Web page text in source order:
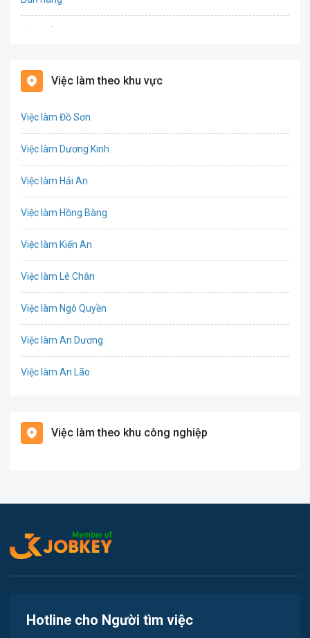
Biên phiên dịch
Văn Phòng
Lao Động Phổ Thông
Việc làm theo khu vực
Việc làm Đồ Sơn
Việc làm Dương Kinh
Việc làm Hải An
Việc làm Hồng Bàng
Việc làm Kiến An
Việc làm Lê Chân
Việc làm Ngô Quyền
Việc làm An Dương
Việc làm An Lão
Việc làm Cát Hải
Việc làm Tiên Lãng
Việc làm Hòa Bình
Việc làm theo khu công nghiệp
Hotline cho Người tìm việc